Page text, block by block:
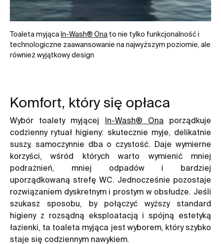
Toaleta myjącaIn-Wash® Ona to nie tylko funkcjonalność i
technologiczne zaawansowanie na najwyższym poziomie, ale
również wyjątkowy design
Komfort, który się opłaca
Wybór toalety myjącej In-Wash® Ona porządkuje
codzienny rytuał higieny: skutecznie myje, delikatnie
suszy, samoczynnie dba o czystość. Daje wymierne
korzyści, wśród których warto wymienić mniej
podrażnień, mniej odpadów i bardziej
uporządkowaną strefę WC. Jednocześnie pozostaje
rozwiązaniem dyskretnym i prostym w obsłudze. Jeśli
szukasz sposobu, by połączyć wyższy standard
higieny z rozsądną eksploatacją i spójną estetyką
łazienki, ta toaleta myjąca jest wyborem, który szybko
staje się codziennym nawykiem.